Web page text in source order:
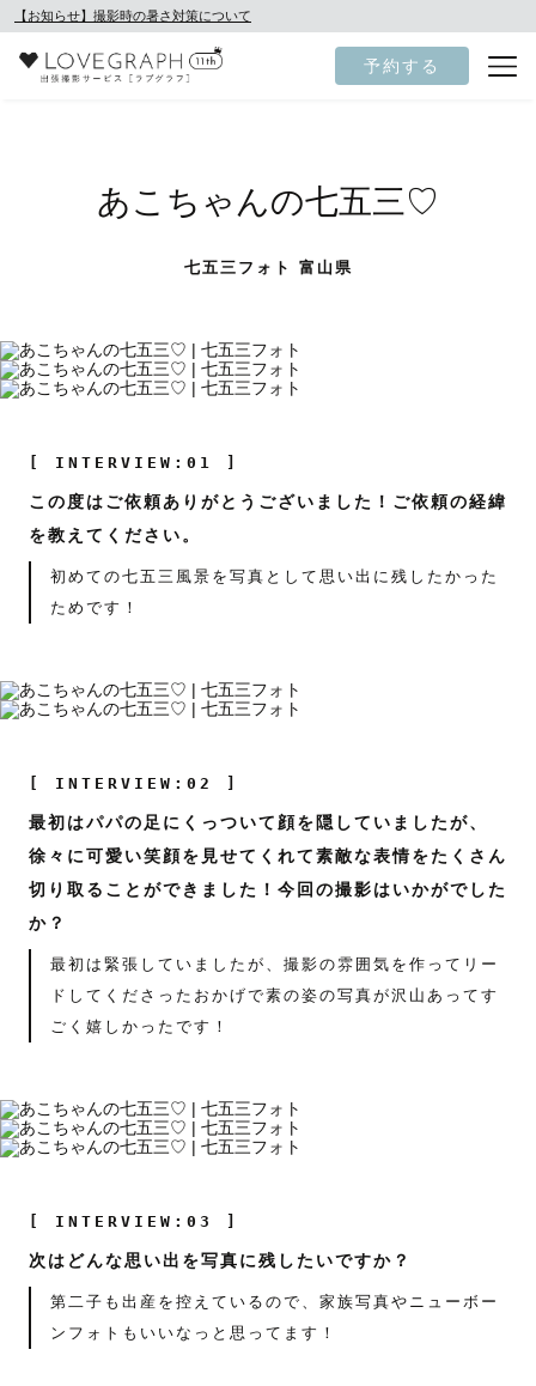
【お知らせ】撮影時の暑さ対策について
予約する
あこちゃんの七五三♡
七五三フォト 富山県
[ INTERVIEW:01 ]
この度はご依頼ありがとうございました！ご依頼の経緯
を教えてください。
初めての七五三風景を写真として思い出に残したかった
ためです！
[ INTERVIEW:02 ]
最初はパパの足にくっついて顔を隠していましたが、
徐々に可愛い笑顔を見せてくれて素敵な表情をたくさん
切り取ることができました！今回の撮影はいかがでした
か？
最初は緊張していましたが、撮影の雰囲気を作ってリー
ドしてくださったおかげで素の姿の写真が沢山あってす
ごく嬉しかったです！
[ INTERVIEW:03 ]
次はどんな思い出を写真に残したいですか？
第二子も出産を控えているので、家族写真やニューボー
ンフォトもいいなっと思ってます！